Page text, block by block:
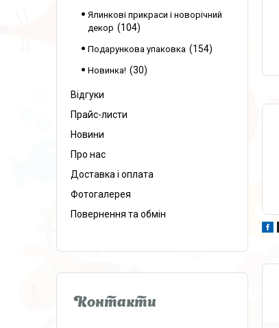
Ялинкові прикраси і новорічний
декор
104
Подарункова упаковка 154
Новинка! 30
Відгуки
Прайс-листи
Новини
Про нас
Доставка і оплата
Фотогалерея
Повернення та обмін
Контакти